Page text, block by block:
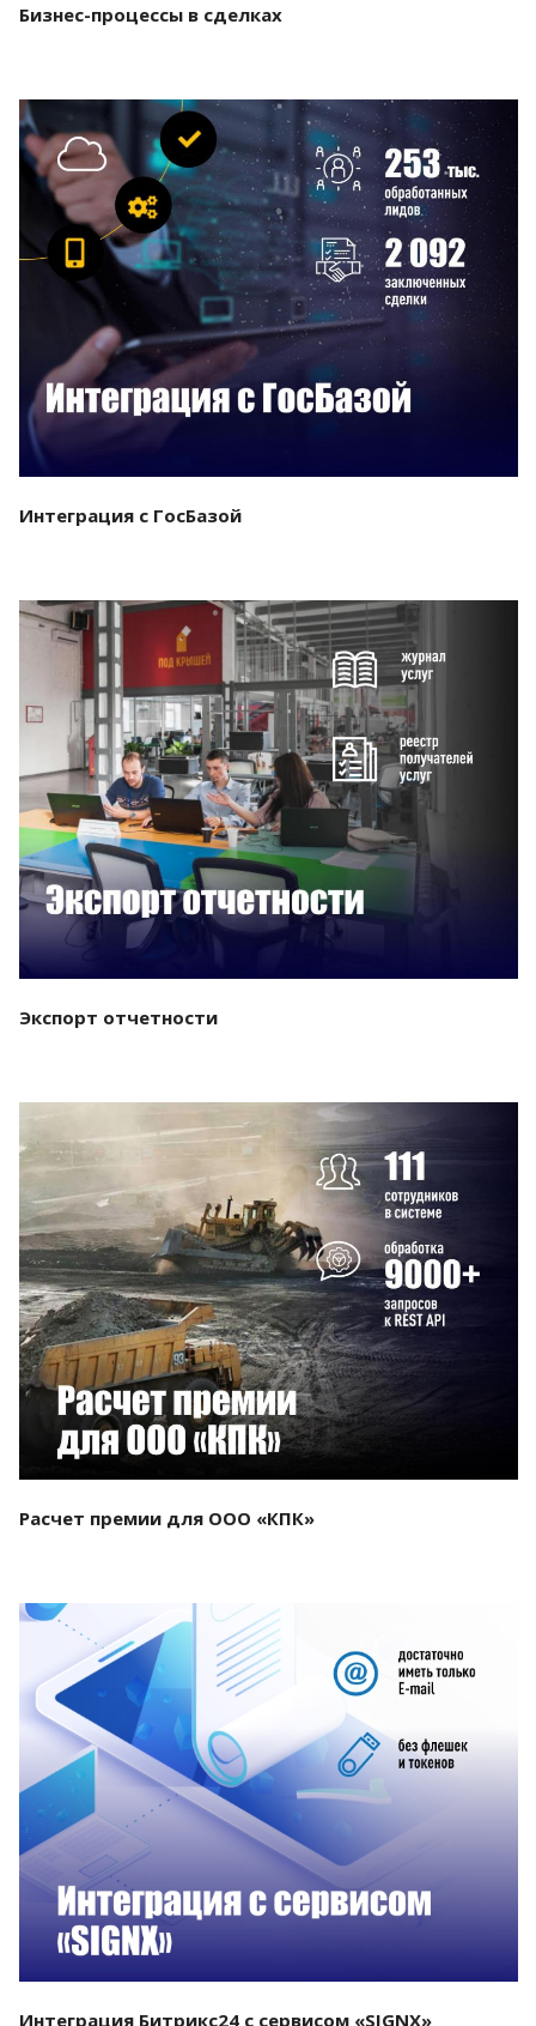
Бизнес-процессы в сделках
Смотреть проект
Интеграция с ГосБазой
Смотреть проект
Экспорт отчетности
Смотреть проект
Расчет премии для ООО «КПК»
Смотреть проект
Интеграция Битрикс24 с сервисом «SIGNX»